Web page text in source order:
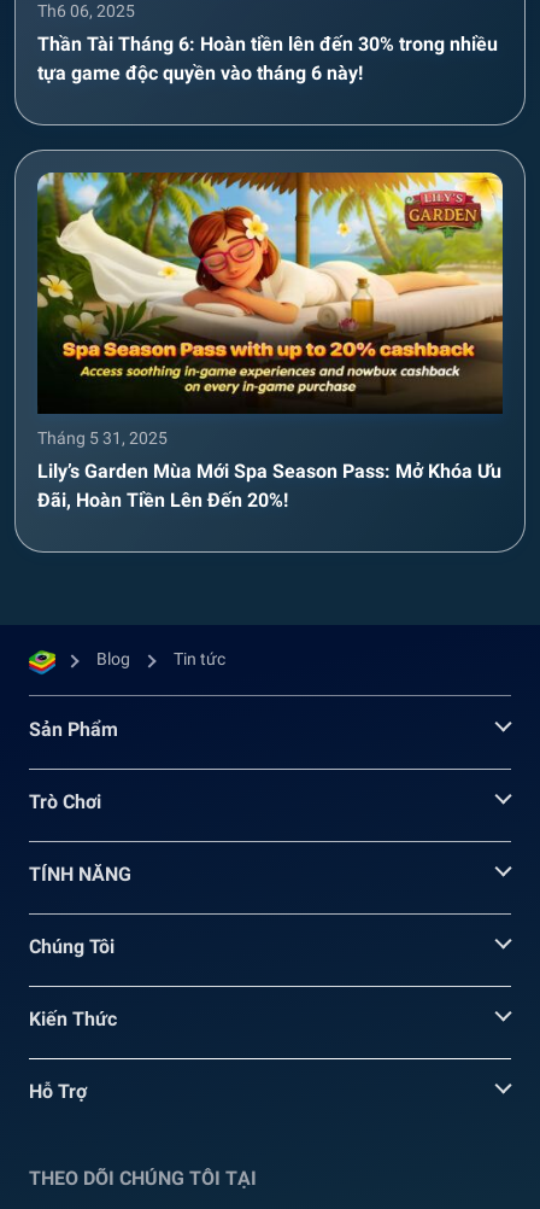
Th6 06, 2025
Thần Tài Tháng 6: Hoàn tiền lên đến 30% trong nhiều
tựa game độc quyền vào tháng 6 này!
Tháng 5 31, 2025
Lily’s Garden Mùa Mới Spa Season Pass: Mở Khóa Ưu
Đãi, Hoàn Tiền Lên Đến 20%!
Blog Tin tức
Sản Phẩm
Trò Chơi
TÍNH NĂNG
Chúng Tôi
Kiến Thức
Hỗ Trợ
THEO DÕI CHÚNG TÔI TẠI